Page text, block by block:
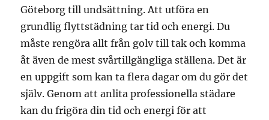
Göteborg till undsättning. Att utföra en
grundlig flyttstädning tar tid och energi. Du
måste rengöra allt från golv till tak och komma
åt även de mest svårtillgängliga ställena. Det är
en uppgift som kan ta flera dagar om du gör det
själv. Genom att anlita professionella städare
kan du frigöra din tid och energi för att